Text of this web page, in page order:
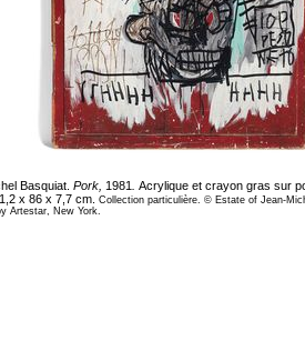
Basquiat. Pork, 1981. Acrylique et crayon gras sur
x 86 x 7,7 cm. Collection particulière. © Estate of Jean-
Artestar, New York.